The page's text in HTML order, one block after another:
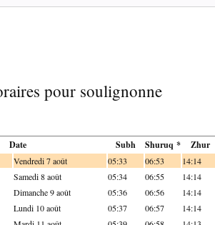
pour soulignonne
Date Subh Shuruq * Zhur
Vendredi 7 août 05:33 06:53 14:14
Samedi 8 août 05:34 06:55 14:14
Dimanche 9 août 05:36 06:56 14:14
Lundi 10 août 05:37 06:57 14:14